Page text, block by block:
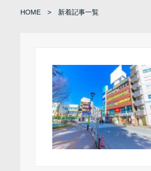
HOME 新着記事一覧